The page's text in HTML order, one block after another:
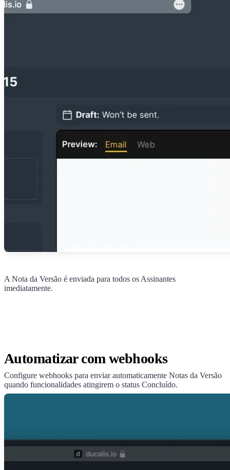
A Nota da Versão é enviada para todos os Assinantes
imediatamente.
Automatizar com webhooks
Configure webhooks para enviar automaticamente Notas da Versão
quando funcionalidades atingirem o status Concluído.